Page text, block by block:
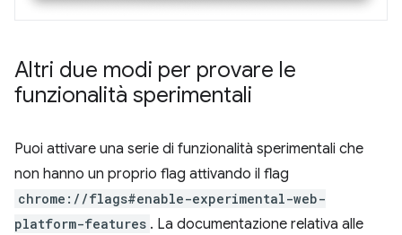
Altri due modi per provare le
funzionalità sperimentali
Puoi attivare una serie di funzionalità sperimentali che
non hanno un proprio flag attivando il flag
chrome://flags#enable-experimental-web-
platform-features . La documentazione relativa alle